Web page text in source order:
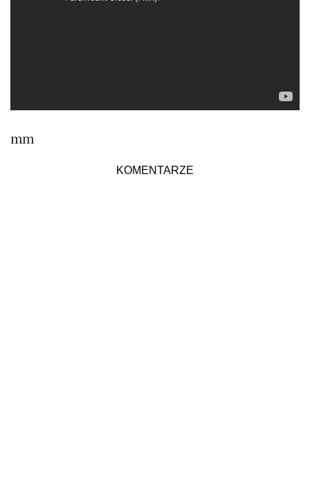
mm
KOMENTARZE